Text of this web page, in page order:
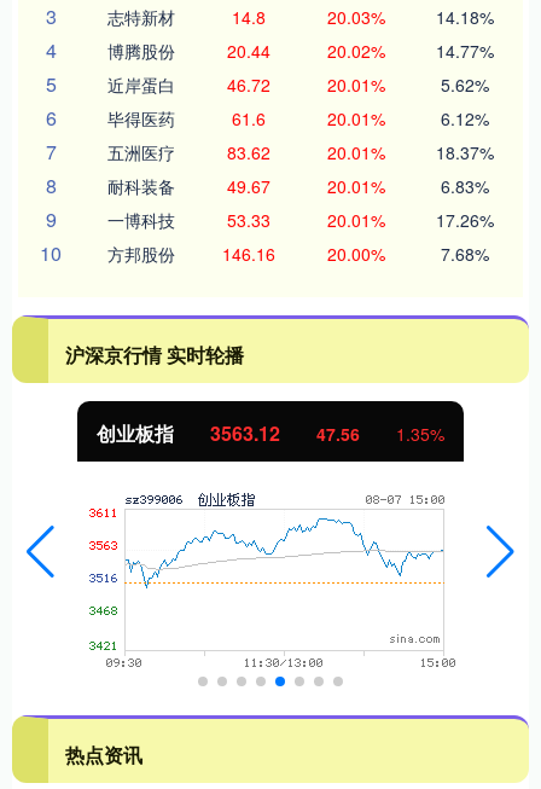
3 志特新材 14.8 20.03% 14.18%
4 博腾股份 20.44 20.02% 14.77%
5 近岸蛋白 46.72 20.01% 5.62%
6 毕得医药 61.6 20.01% 6.12%
7 五洲医疗 83.62 20.01% 18.37%
8 耐科装备 49.67 20.01% 6.83%
9 一博科技 53.33 20.01% 17.26%
10 方邦股份 146.16 20.00% 7.68%
沪深京行情 实时轮播
创业板指 3563.12 47.56 1.35%
热点资讯